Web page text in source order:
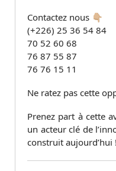
Contactez nous 👇🏼
(+226) 25 36 54 84
70 52 60 68
76 87 55 87
76 76 15 11
Ne ratez pas cette
Prenez part à cette
un acteur clé de
construit aujourd’hui !